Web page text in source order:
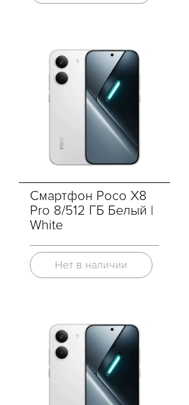
Смартфон Poco X8
Pro 8/512 ГБ Белый |
White
Нет в наличии